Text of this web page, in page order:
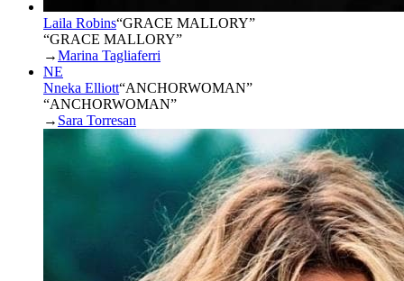
Laila Robins“GRACE MALLORY”
“GRACE MALLORY”
→Marina Tagliaferri
NE
Nneka Elliott“ANCHORWOMAN”
“ANCHORWOMAN”
→ Sara Torresan